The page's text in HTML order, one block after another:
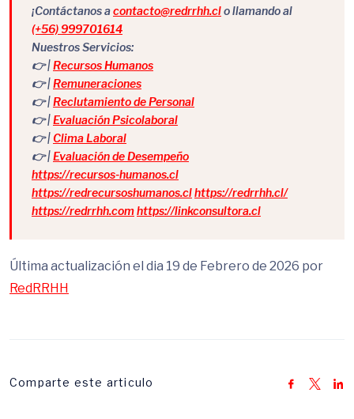
¡Contáctanos acontacto@redrrhh.clo llamando al
(+56) 999701614
Nuestros Servicios:
👉 |Recursos Humanos
👉 |Remuneraciones
👉 |Reclutamiento de Personal
👉 |Evaluación Psicolaboral
👉 |Clima Laboral
👉 |Evaluación de Desempeño
https://recursos-humanos.cl
https://redrecursoshumanos.clhttps://redrrhh.cl/
https://redrrhh.comhttps://linkconsultora.cl
Última actualización el dia 19 de Febrero de 2026 por
RedRRHH
Comparte este articulo